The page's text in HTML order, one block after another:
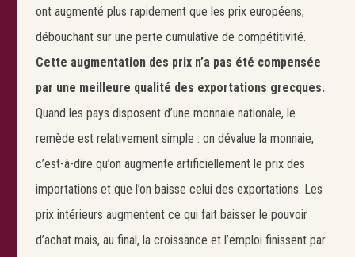
ont augmenté plus rapidement que les prix européens,
débouchant sur une perte cumulative de compétitivité.
Cette augmentation des prix n’a pas été compensée
par une meilleure qualité des exportations grecques.
Quand les pays disposent d’une monnaie nationale, le
remède est relativement simple : on dévalue la monnaie,
c’est-à-dire qu’on augmente artificiellement le prix des
importations et que l’on baisse celui des exportations. Les
prix intérieurs augmentent ce qui fait baisser le pouvoir
d’achat mais, au final, la croissance et l’emploi finissent par